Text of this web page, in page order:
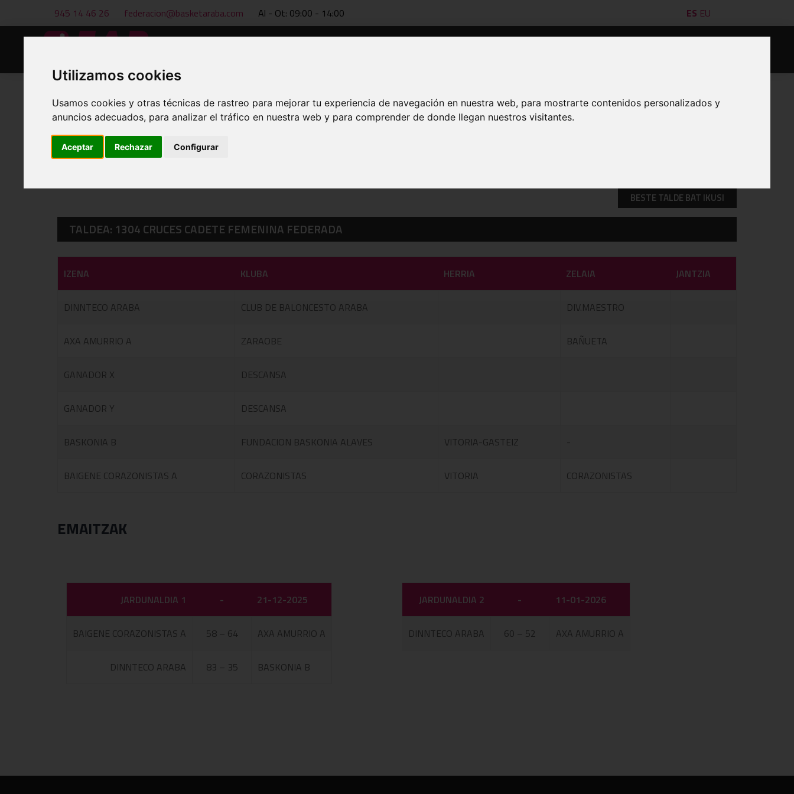
Utilizamos cookies
Usamos cookies y otras técnicas de rastreo para mejorar tu experiencia de navegación en nuestra web, para mostrarte contenidos personalizados y
anuncios adecuados, para analizar el tráfico en nuestra web y para comprender de donde llegan nuestros visitantes.
Aceptar Rechazar Configurar
945 14 46 26 federacion@basketaraba.com Al - Ot: 09:00 - 14:00 ES EU
EGUTEGIAK ETA EMAITZAK
BESTE TALDE BAT IKUSI
TALDEA: 1304 CRUCES CADETE FEMENINA FEDERADA
IZENA KLUBA HERRIA ZELAIA JANTZIA
DINNTECO ARABA CLUB DE BALONCESTO ARABA DIV.MAESTRO
AXA AMURRIO A ZARAOBE BAÑUETA
GANADOR X DESCANSA
GANADOR Y DESCANSA
BASKONIA B FUNDACION BASKONIA ALAVES VITORIA-GASTEIZ -
BAIGENE CORAZONISTAS A CORAZONISTAS VITORIA CORAZONISTAS
EMAITZAK
JARDUNALDIA 1 - 21-12-2025
BAIGENE CORAZONISTAS A 58 – 64 AXA AMURRIO A
DINNTECO ARABA 83 – 35 BASKONIA B
JARDUNALDIA 2 - 11-01-2026
DINNTECO ARABA 60 – 52 AXA AMURRIO A